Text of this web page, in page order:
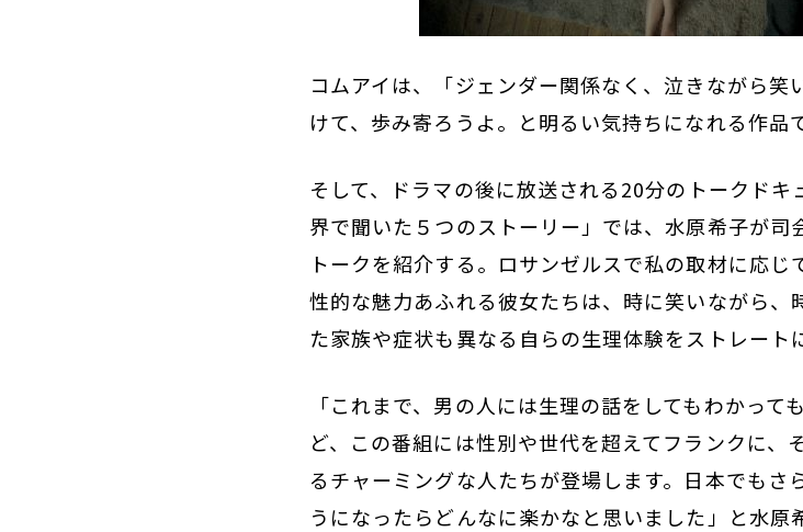
コムアイは、「ジェンダー関係なく、泣きながら笑
けて、歩み寄ろうよ。と明るい気持ちになれる作品
そして、ドラマの後に放送される20分のトークド
界で聞いた５つのストーリー」では、水原希子が司
トークを紹介する。ロサンゼルスで私の取材に応
性的な魅力あふれる彼女たちは、時に笑いながら、
た家族や症状も異なる自らの生理体験をストレート
「これまで、男の人には生理の話をしてもわかっ
ど、この番組には性別や世代を超えてフランクに、
るチャーミングな人たちが登場します。日本でもさ
うになったらどんなに楽かなと思いました」と水